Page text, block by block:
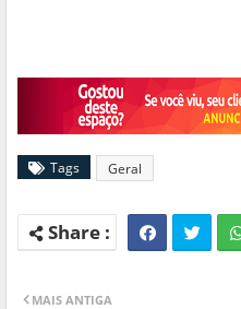
Tags Geral
MAIS ANTIGA